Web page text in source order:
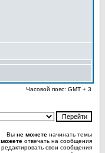
Часовой пояс: GMT + 3
Вы не можете начинать темы
можете отвечать на сообщения
редактировать свои сообщения